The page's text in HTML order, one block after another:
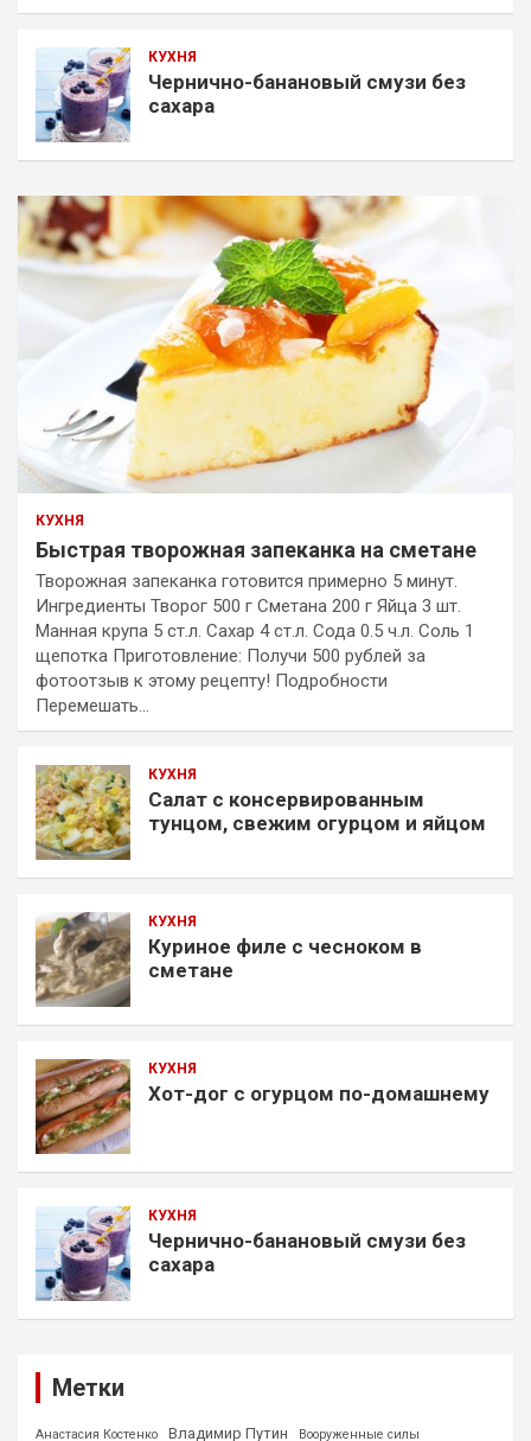
КУХНЯ
Чернично-банановый смузи без
сахара
КУХНЯ
Быстрая творожная запеканка на сметане
Творожная запеканка готовится примерно 5 минут.
Ингредиенты Творог 500 г Сметана 200 г Яйца 3 шт.
Манная крупа 5 ст.л. Сахар 4 ст.л. Сода 0.5 ч.л. Соль 1
щепотка Приготовление: Получи 500 рублей за
фотоотзыв к этому рецепту! Подробности
Перемешать…
КУХНЯ
Салат с консервированным
тунцом, свежим огурцом и яйцом
КУХНЯ
Куриное филе с чесноком в
сметане
КУХНЯ
Хот-дог с огурцом по-домашнему
КУХНЯ
Чернично-банановый смузи без
сахара
Метки
Анастасия Костенко Владимир Путин Вооруженные силы